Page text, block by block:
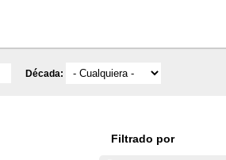
Década:
Filtrado por